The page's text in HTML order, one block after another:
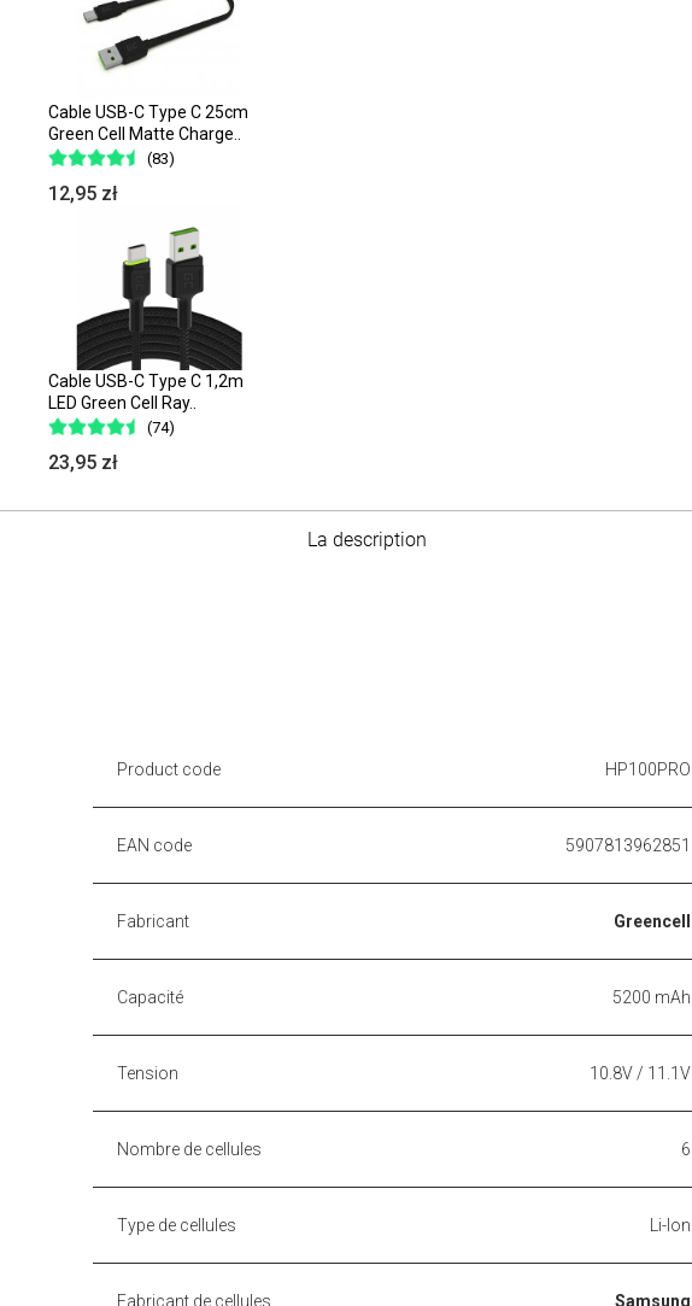
Cable USB-C Type C 25cm
Green Cell Matte Charge..
(83)
12,95 zł
Cable USB-C Type C 1,2m
LED Green Cell Ray..
(74)
23,95 zł
La description
Product code HP100PRO
EAN code 5907813962851
Fabricant Greencell
Capacité 5200 mAh
Tension 10.8V / 11.1V
Nombre de cellules 6
Type de cellules Li-Ion
Fabricant de cellules Samsung